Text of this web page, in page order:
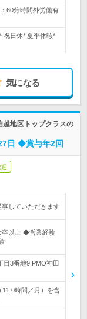
60分時間外労働有
祝日休* 夏季休暇*
気になる
越地区トップクラスの
日 ◆賞与年2回
していただきます
卒以上 ◆営業経験
目3番地9 PMO神田
時間／月）を含